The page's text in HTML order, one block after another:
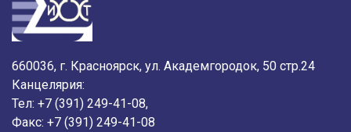
660036, г. Красноярск, ул. Академгородок, 50 стр.24
Канцелярия:
Тел: +7 (391) 249-41-08,
Факс: +7 (391) 249-41-08